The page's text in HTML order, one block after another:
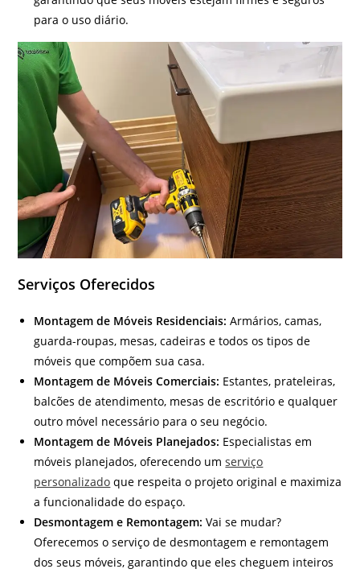
para o uso diário.
Serviços Oferecidos
Montagem de Móveis Residenciais: Armários, camas,
guarda-roupas, mesas, cadeiras e todos os tipos de
móveis que compõem sua casa.
Montagem de Móveis Comerciais: Estantes, prateleiras,
balcões de atendimento, mesas de escritório e qualquer
outro móvel necessário para o seu negócio.
Montagem de Móveis Planejados: Especialistas em
móveis planejados, oferecendo umserviço
personalizado que respeita o projeto original e maximiza
a funcionalidade do espaço.
Desmontagem e Remontagem: Vai se mudar?
Oferecemos o serviço de desmontagem e remontagem
dos seus móveis, garantindo que eles cheguem inteiros